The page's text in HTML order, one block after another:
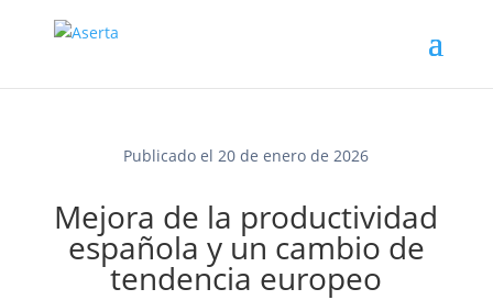
Publicado el 20 de enero de 2026
Mejora de la productividad
española y un cambio de
tendencia europeo